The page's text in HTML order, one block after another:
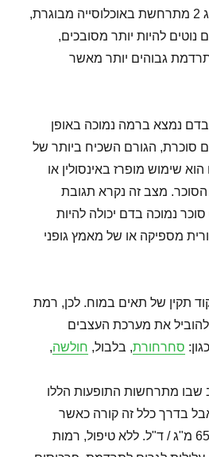
באופן כללי, סוכרת מסוג 2 מתרחשת באוכלוסייה מבוגרת,
להיות יותר מסובכים,
גבוהים יותר מאשר
נמצא ברמה נמוכה באופן
סוכרת, הגורם השכיח ביותר של
שימוש מופרז באינסולין או
מצב זה נקרא תגובת
נמוכה בדם יכולה להיות
מספיקה או של מאמץ גופני
תקין של תאים במוח. לכן, רמת
להוביל את מערכת העצבים
סחרחורת, בלבול, חולשה,
מתרחשות התופעות הללו
בדרך כלל זה קורה כאשר
הסוכרים בדם פחות מ 65 מ"ג / ד"ל. ללא טיפול, רמות